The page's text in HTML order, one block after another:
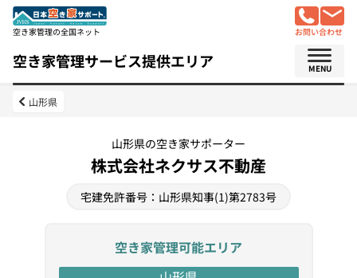
空き家管理の全国ネット お問い合わせ
空き家管理サービス提供エリア MENU
山形県
山形県の空き家サポーター
株式会社ネクサス不動産
宅建免許番号：山形県知事(1)第2783号
空き家管理可能エリア